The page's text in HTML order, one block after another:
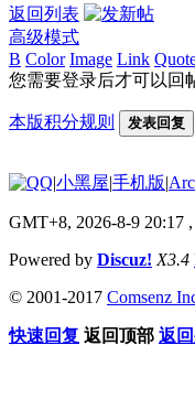
返回列表
高级模式
B Color Image Link
您需要登录后才可以回
本版积分规则 发表回复
|小黑屋|手机版|
GMT+8, 2026-8-9 20:17
Powered by Discuz! X3.4
© 2001-2017 Comsenz
快速回复 返回顶部 返